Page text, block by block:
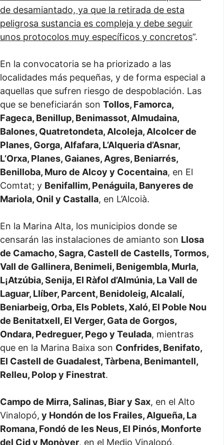
de desamiantado, ya que la retirada de esta
peligrosa sustancia es compleja y debe seguir
unos protocolos muy específicos y concretos”.
En la convocatoria se ha priorizado a las
localidades más pequeñas, y de forma especial a
aquellas que sufren riesgo de despoblación. Las
que se beneficiarán son Tollos, Famorca,
Fageca, Benillup, Benimassot, Almudaina,
Balones, Quatretondeta, Alcoleja, Alcolcer de
Planes, Gorga, Alfafara, L’Alqueria d’Asnar,
L’Orxa, Planes, Gaianes, Agres, Beniarrés,
Benilloba, Muro de Alcoy y Cocentaina, en El
Comtat; y Benifallim, Penáguila, Banyeres de
Mariola, Onil y Castalla, en L’Alcoià.
En la Marina Alta, los municipios donde se
censarán las instalaciones de amianto son Llosa
de Camacho, Sagra, Castell de Castells, Tormos,
Vall de Gallinera, Benimeli, Benigembla, Murla,
L¡Atzúbia, Senija, El Ràfol d’Almúnia, La Vall de
Laguar, Llíber, Parcent, Benidoleig, Alcalalí,
Beniarbeig, Orba, Els Poblets, Xaló, El Poble Nou
de Benitatxell, El Verger, Gata de Gorgos,
Ondara, Pedreguer, Pego y Teulada, mientras
que en la Marina Baixa son Confrides, Benifato,
El Castell de Guadalest, Tàrbena, Benimantell,
Relleu, Polop y Finestrat.
Campo de Mirra, Salinas, Biar y Sax, en el Alto
Vinalopó, y Hondón de los Frailes, Algueña, La
Romana, Fondó de les Neus, El Pinós, Monforte
del Cid y Monòver, en el Medio Vinalopó,